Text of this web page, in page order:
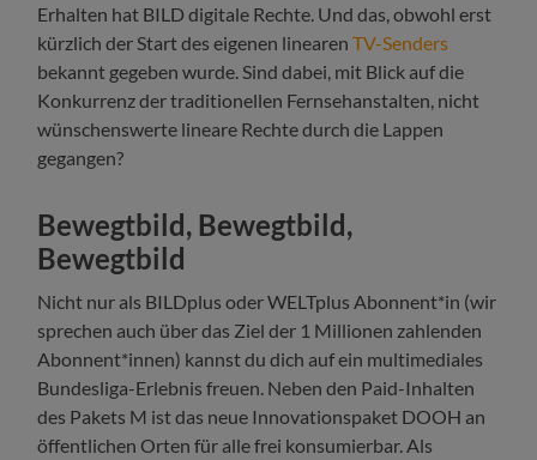
Erhalten hat BILD digitale Rechte. Und das, obwohl erst
kürzlich der Start des eigenen linearenTV-Senders
bekannt gegeben wurde. Sind dabei, mit Blick auf die
Konkurrenz der traditionellen Fernsehanstalten, nicht
wünschenswerte lineare Rechte durch die Lappen
gegangen?
Bewegtbild, Bewegtbild,
Bewegtbild
Nicht nur als BILDplus oder WELTplus Abonnent*in (wir
sprechen auch über das Ziel der 1 Millionen zahlenden
Abonnent*innen) kannst du dich auf ein multimediales
Bundesliga-Erlebnis freuen. Neben den Paid-Inhalten
des Pakets M ist das neue Innovationspaket DOOH an
öffentlichen Orten für alle frei konsumierbar. Als